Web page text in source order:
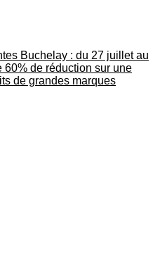
Buchelay : du 27 juillet au
60% de réduction sur une
de grandes marques